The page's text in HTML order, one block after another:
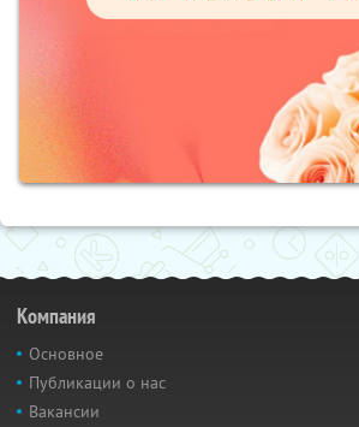
Компания
Основное
Публикации о нас
Вакансии